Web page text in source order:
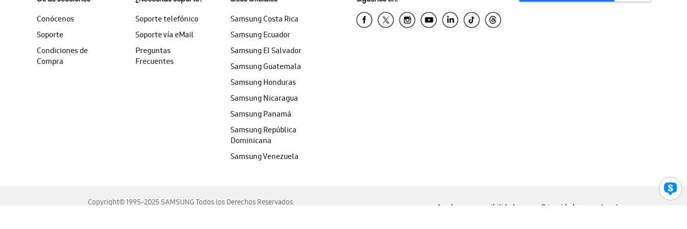
Conócenos
Soporte
Condiciones de
Compra
Soporte telefónico
Soporte vía eMail
Preguntas
Frecuentes
Samsung Costa Rica
Samsung Ecuador
Samsung El Salvador
Samsung Guatemala
Samsung Honduras
Samsung Nicaragua
Samsung Panamá
Samsung República
Dominicana
Samsung Venezuela
Copyright© 1995-2025 SAMSUNG Todos los Derechos Reservados.
Ayuda para accesibilidad Privacidad Legal